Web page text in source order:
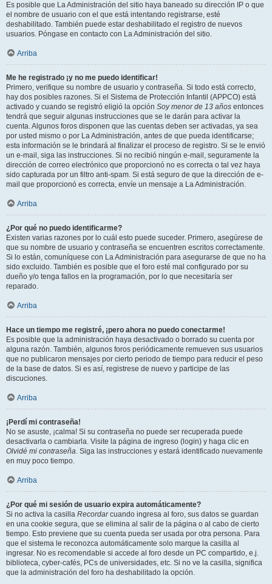
Es posible que La Administración del sitio haya baneado su dirección IP o que
el nombre de usuario con el que está intentando registrarse, esté
deshabilitado. También puede estar deshabilitado el registro de nuevos
usuarios. Póngase en contacto con La Administración del sitio.
Arriba
Me he registrado ¡y no me puedo identificar!
Primero, verifique su nombre de usuario y contraseña. Si todo está correcto,
hay dos posibles razones. Si el Sistema de Protección Infantil (APPCO) está
activado y cuando se registró eligió la opción Soy menor de 13 años entonces
tendrá que seguir algunas instrucciones que se le darán para activar la
cuenta. Algunos foros disponen que las cuentas deben ser activadas, ya sea
por usted mismo o por La Administración, antes de que pueda identificarse;
esta información se le brindará al finalizar el proceso de registro. Si se le envió
un e-mail, siga las instrucciones. Si no recibió ningún e-mail, seguramente la
dirección de correo electrónico que proporcionó no es correcta o tal vez haya
sido capturada por un filtro anti-spam. Si está seguro de que la dirección de e-
mail que proporcionó es correcta, envíe un mensaje a La Administración.
Arriba
¿Por qué no puedo identificarme?
Existen varias razones por lo cuál esto puede suceder. Primero, asegúrese de
que su nombre de usuario y contraseña se encuentren escritos correctamente.
Si lo están, comuníquese con La Administración para asegurarse de que no ha
sido excluido. También es posible que el foro esté mal configurado por su
dueño y/o tenga fallos en la programación, por lo que necesitaría ser
reparado.
Arriba
Hace un tiempo me registré, ¡pero ahora no puedo conectarme!
Es posible que la administración haya desactivado o borrado su cuenta por
alguna razón. También, algunos foros periódicamente remueven sus usuarios
que no publicaron mensajes por cierto periodo de tiempo para reducir el peso
de la base de datos. Si es así, registrese de nuevo y participe de las
discuciones.
Arriba
¡Perdí mi contraseña!
No se asuste, ¡calma! Si su contraseña no puede ser recuperada puede
desactivarla o cambiarla. Visite la página de ingreso (login) y haga clic en
Olvidé mi contraseña. Siga las instrucciones y estará identificado nuevamente
en muy poco tiempo.
Arriba
¿Por qué mi sesión de usuario expira automáticamente?
Si no activa la casilla Recordarcuando ingresa al foro, sus datos se guardan
en una cookie segura, que se elimina al salir de la página o al cabo de cierto
tiempo. Esto previene que su cuenta pueda ser usada por otra persona. Para
que el sistema le reconozca automáticamente solo marque la casilla al
ingresar. No es recomendable si accede al foro desde un PC compartido, e.j.
biblioteca, cyber-cafés, PCs de universidades, etc. Si no ve la casilla, significa
que la administración del foro ha deshabilitado la opción.